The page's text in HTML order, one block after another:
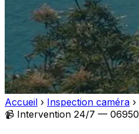
Accueil › Inspection caméra ›
📹 Intervention 24/7 — 06950